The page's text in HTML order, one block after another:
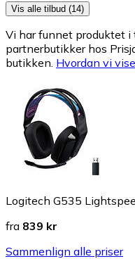
Vis alle tilbud (14)
Vi har funnet produktet
partnerbutikker hos
butikken. Hvordan vi
Logitech G535
fra 839 kr
Sammenlign alle priser